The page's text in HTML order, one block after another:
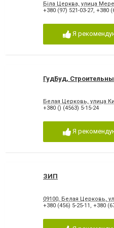
Біла Церква, улица
+380 (97) 521-03-27, +380
Я
ГудБуд,
Белая Церковь, улица
+380 () (4563) 5-15-24
Я
ЗИП
09100, Белая Церковь,
+380 (456) 5-25-11 , +380